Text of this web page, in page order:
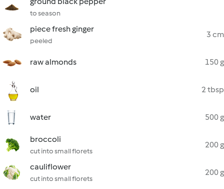
to season
piece fresh ginger
peeled
3 cm
raw almonds 150 g
oil 2 tbsp
water 500 g
broccoli
cut into small florets
200 g
cauliflower
cut into small florets
200 g